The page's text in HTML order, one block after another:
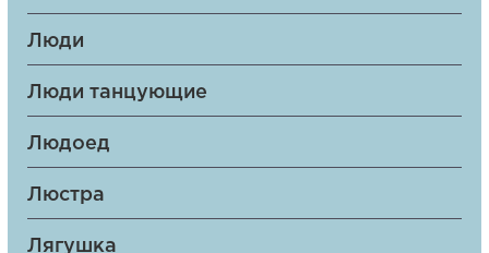
Люди
Люди танцующие
Людоед
Люстра
Лягушка